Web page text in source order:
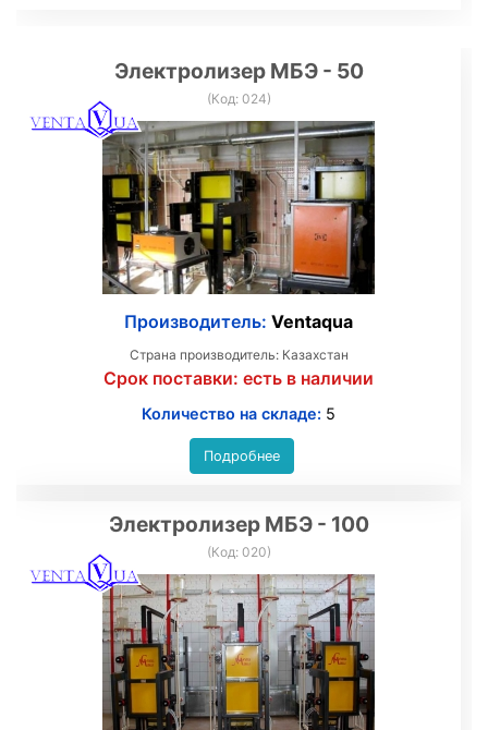
Электролизер МБЭ - 50
(Код: 024)
Производитель: Ventaqua
Страна производитель: Казахстан
Срок поставки: есть в наличии
Количество на складе: 5
Подробнее
Электролизер МБЭ - 100
(Код: 020)